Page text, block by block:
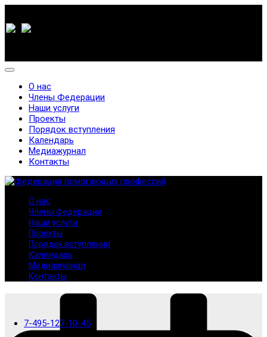
7-495-127-10-45
О нас
Члены Федерации
Наши услуги
Проекты
Порядок вступления
Календарь
Медиажурнал
Контакты
О нас
Члены Федерации
Наши услуги
Проекты
Порядок вступления
Календарь
Медиажурнал
Контакты